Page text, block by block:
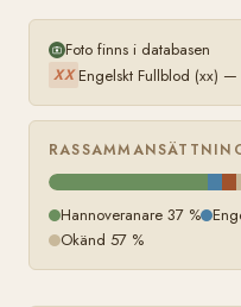
Foto finns i databasen
XX Engelskt Fullblod (xx)
Hannoveranare 37 %
Okänd 57 %